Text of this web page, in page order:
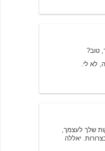
טוב?
לא לי.
שלך לעצמך,
יאללה